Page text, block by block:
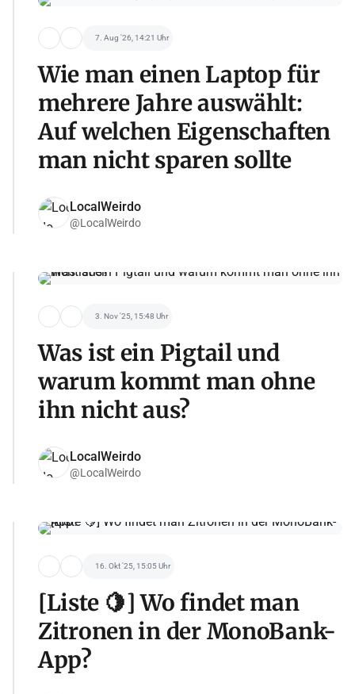
7. Aug '26, 14:21 Uhr
Wie man einen Laptop für
mehrere Jahre auswählt:
Auf welchen Eigenschaften
man nicht sparen sollte
LocalWeirdo
@LocalWeirdo
3. Nov '25, 15:48 Uhr
Was ist ein Pigtail und
warum kommt man ohne
ihn nicht aus?
LocalWeirdo
@LocalWeirdo
16. Okt '25, 15:05 Uhr
[Liste 🍋] Wo findet man
Zitronen in der MonoBank-
App?